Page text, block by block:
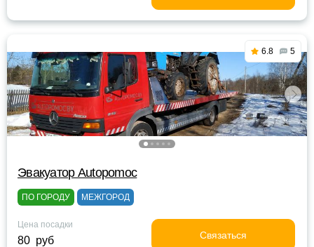
6.8 5
Эвакуатор Autopomoc
ПО ГОРОДУ МЕЖГОРОД
Цена посадки
80 руб Связаться